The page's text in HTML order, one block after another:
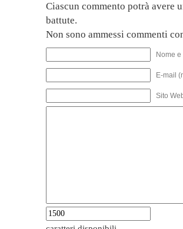
Ciascun commento potrà avere
battute.
Non sono ammessi commenti
Nome
E-mail
Sito